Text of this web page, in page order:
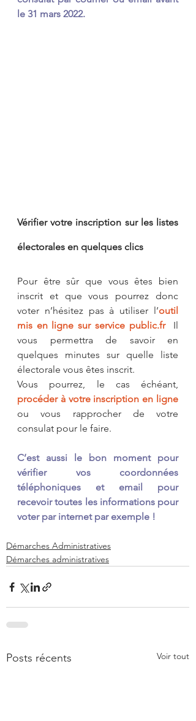
le 31 mars 2022.
Vérifier votre inscription sur les listes
électorales en quelques clics
Pour être sûr que vous êtes bien
inscrit et que vous pourrez donc
voter n’hésitez pas à utiliser l’outil
mis en ligne sur service public.fr Il
vous permettra de savoir en
quelques minutes sur quelle liste
électorale vous êtes inscrit.
procéder à votre inscription en ligne
ou vous rapprocher de votre
consulat pour le faire.
C’est aussi le bon moment pour
vérifier vos coordonnées
téléphoniques et email pour
recevoir toutes les informations pour
voter par internet par exemple !
Démarches Administratives
Démarches administratives
Posts récents Voir tout